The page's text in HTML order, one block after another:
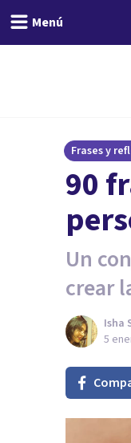
Menú
Frases y
90
Un
crear
Isha
5